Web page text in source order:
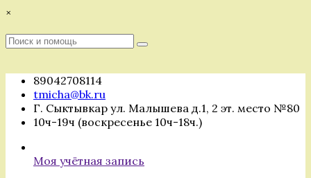
Перейти
содержимому
×
Поиск
Поиск
89042708114
tmicha@bk.ru
Г. Сыктывкар ул. Малышева д.1, 2 эт. место №80
10ч-19ч (воскресенье 10ч-18ч.)
Моя учётная запись